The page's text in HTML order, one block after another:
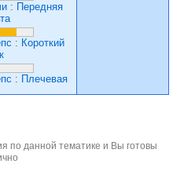
: Передняя
: Короткий
: Плечевая
по данной тематике и Вы готовы